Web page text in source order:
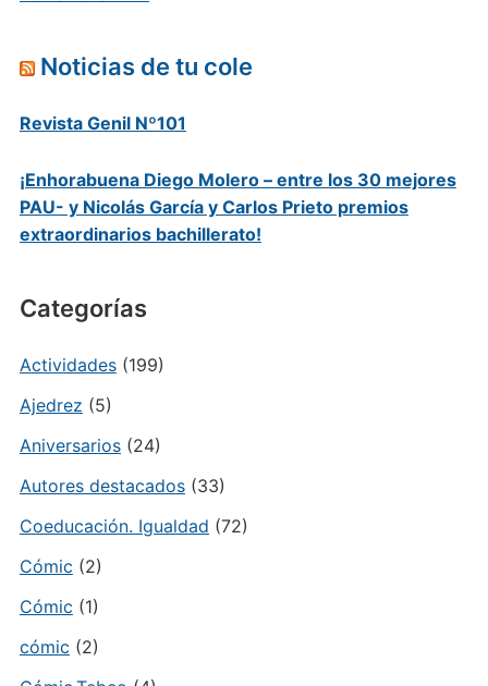
Noticias de tu cole
Revista Genil Nº101
¡Enhorabuena Diego Molero – entre los 30 mejores
PAU- y Nicolás García y Carlos Prieto premios
extraordinarios bachillerato!
Categorías
Actividades(199)
Ajedrez (5)
Aniversarios(24)
Autores destacados(33)
Coeducación. Igualdad (72)
Cómic (2)
Cómic (1)
cómic (2)